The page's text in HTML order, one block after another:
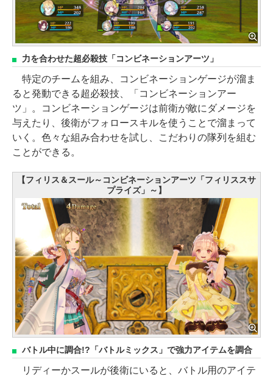
力を合わせた超必殺技「コンビネーションアーツ」
特定のチームを組み、コンビネーションゲージが溜ま
ると発動できる超必殺技、「コンビネーションアー
ツ」。コンビネーションゲージは前衛が敵にダメージを
与えたり、後衛がフォロースキルを使うことで溜まって
いく。色々な組み合わせを試し、こだわりの隊列を組む
ことができる。
【フィリス＆スール～コンビネーションアーツ「フィリススサ
プライズ」～】
バトル中に調合!?「バトルミックス」で強力アイテムを調合
リディーかスールが後衛にいると、バトル用のアイテ